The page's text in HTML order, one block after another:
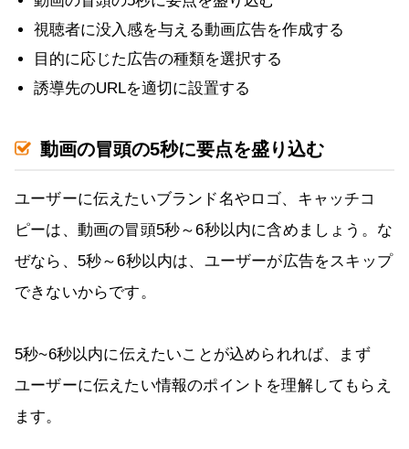
視聴者に没入感を与える動画広告を作成する
目的に応じた広告の種類を選択する
誘導先のURLを適切に設置する
動画の冒頭の5秒に要点を盛り込む
ユーザーに伝えたいブランド名やロゴ、キャッチコ
ピーは、動画の冒頭5秒～6秒以内に含めましょう。な
ぜなら、5秒～6秒以内は、ユーザーが広告をスキップ
できないからです。
5秒~6秒以内に伝えたいことが込められれば、まず
ユーザーに伝えたい情報のポイントを理解してもらえ
ます。